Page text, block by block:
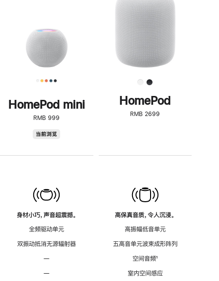
HomePod mini
RMB 999
当前浏览
身材小巧，声音超震撼。
全频驱动单元
双振动抵消无源辐射器
—
—
了
解
HomePod<
HomePod
RMB 2699
高保真音质，令人沉浸。
高振幅低音单元
五高音单元波束成形阵列
空间音频脚
¹
室内空间感应